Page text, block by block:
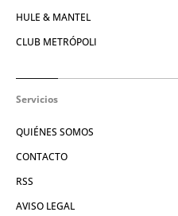
HULE & MANTEL
CLUB METRÓPOLI
Servicios
QUIÉNES SOMOS
CONTACTO
RSS
AVISO LEGAL